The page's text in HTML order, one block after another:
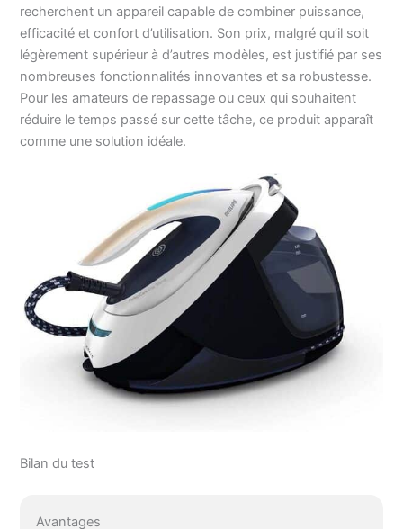
recherchent un appareil capable de combiner puissance,
efficacité et confort d’utilisation. Son prix, malgré qu’il soit
légèrement supérieur à d’autres modèles, est justifié par ses
nombreuses fonctionnalités innovantes et sa robustesse.
Pour les amateurs de repassage ou ceux qui souhaitent
réduire le temps passé sur cette tâche, ce produit apparaît
comme une solution idéale.
Bilan du test
Avantages